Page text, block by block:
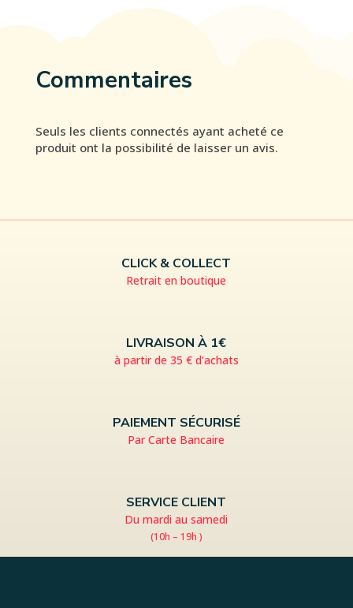
Commentaires
Seuls les clients connectés ayant acheté ce
produit ont la possibilité de laisser un avis.
CLICK & COLLECT
Retrait en boutique
LIVRAISON À 1€
à partir de 35 € d’achats
PAIEMENT SÉCURISÉ
Par Carte Bancaire
SERVICE CLIENT
Du mardi au samedi
(10h – 19h )